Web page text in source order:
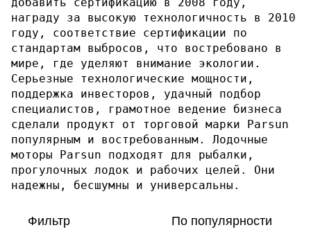
добавить сертификацию в 2008 году,
награду за высокую технологичность в 2010
году, соответствие сертификации по
стандартам выбросов, что востребовано в
мире, где уделяют внимание экологии.
Серьезные технологические мощности,
поддержка инвесторов, удачный подбор
специалистов, грамотное ведение бизнеса
сделали продукт от торговой марки Parsun
популярным и востребованным. Лодочные
моторы Parsun подходят для рыбалки,
прогулочных лодок и рабочих целей. Они
надежны, бесшумны и универсальны.
Фильтр По популярности